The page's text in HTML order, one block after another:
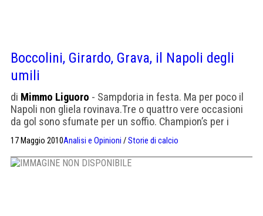
Boccolini, Girardo, Grava, il Napoli degli
umili
di Mimmo Liguoro - Sampdoria in festa. Ma per poco il
Napoli non gliela rovinava.Tre o quattro vere occasioni
da gol sono sfumate per un soffio. Champion’s per i
blucerchiati, un giusto traguardo. Europa per il Napoli, un
premio che "era follia sperar" nella parte iniziale del
torneo. E che gli azzurri abbiano onorato anche
l’impegno a Marassi significa […]
17 Maggio 2010Analisi e Opinioni /Storie di calcio